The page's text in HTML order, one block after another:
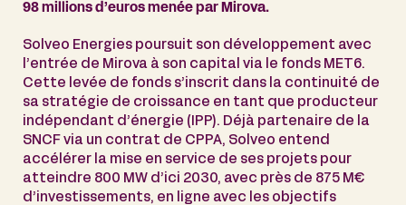
98 millions d’euros menée par Mirova.
Solveo Energies poursuit son développement avec
l’entrée de Mirova à son capital via le fonds MET6.
Cette levée de fonds s’inscrit dans la continuité de
sa stratégie de croissance en tant que producteur
indépendant d’énergie (IPP). Déjà partenaire de la
SNCF via un contrat de CPPA, Solveo entend
accélérer la mise en service de ses projets pour
atteindre 800 MW d’ici 2030, avec près de 875 M€
d’investissements, en ligne avec les objectifs